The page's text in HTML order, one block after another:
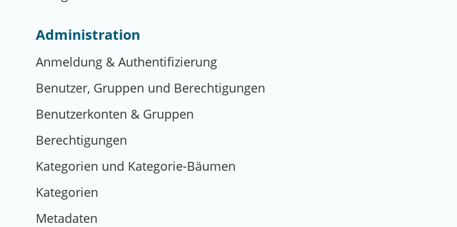
Administration
Anmeldung & Authentifizierung
Benutzer, Gruppen und Berechtigungen
Benutzerkonten & Gruppen
Berechtigungen
Kategorien und Kategorie-Bäumen
Kategorien
Metadaten